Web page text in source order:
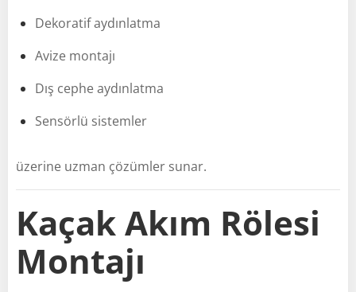
Dekoratif aydınlatma
Avize montajı
Dış cephe aydınlatma
Sensörlü sistemler
üzerine uzman çözümler sunar.
Kaçak Akım Rölesi
Montajı